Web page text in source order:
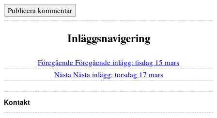
Inläggsnavigering
Föregående Föregående inlägg: tisdag 15 mars
Nästa Nästa inlägg: torsdag 17 mars
Kontakt